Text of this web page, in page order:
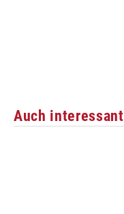
Auch interessant